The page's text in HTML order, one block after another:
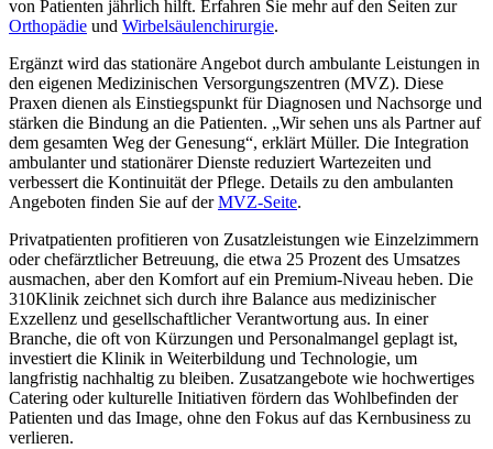
von Patienten jährlich hilft. Erfahren Sie mehr auf den Seiten zur
Orthopädie und Wirbelsäulenchirurgie.
Ergänzt wird das stationäre Angebot durch ambulante Leistungen in
den eigenen Medizinischen Versorgungszentren (MVZ). Diese
Praxen dienen als Einstiegspunkt für Diagnosen und Nachsorge und
stärken die Bindung an die Patienten. „Wir sehen uns als Partner auf
dem gesamten Weg der Genesung“, erklärt Müller. Die Integration
ambulanter und stationärer Dienste reduziert Wartezeiten und
verbessert die Kontinuität der Pflege. Details zu den ambulanten
Angeboten finden Sie auf derMVZ-Seite.
Privatpatienten profitieren von Zusatzleistungen wie Einzelzimmern
oder chefärztlicher Betreuung, die etwa 25 Prozent des Umsatzes
ausmachen, aber den Komfort auf ein Premium-Niveau heben. Die
310Klinik zeichnet sich durch ihre Balance aus medizinischer
Exzellenz und gesellschaftlicher Verantwortung aus. In einer
Branche, die oft von Kürzungen und Personalmangel geplagt ist,
investiert die Klinik in Weiterbildung und Technologie, um
langfristig nachhaltig zu bleiben. Zusatzangebote wie hochwertiges
Catering oder kulturelle Initiativen fördern das Wohlbefinden der
Patienten und das Image, ohne den Fokus auf das Kernbusiness zu
verlieren.